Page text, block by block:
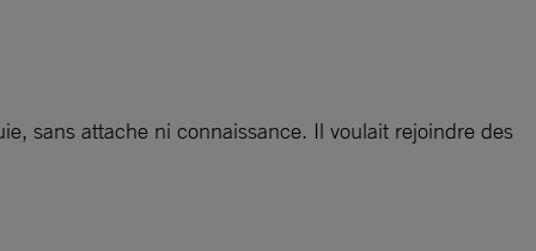
sans attache ni connaissance. Il voulait rejoindre des